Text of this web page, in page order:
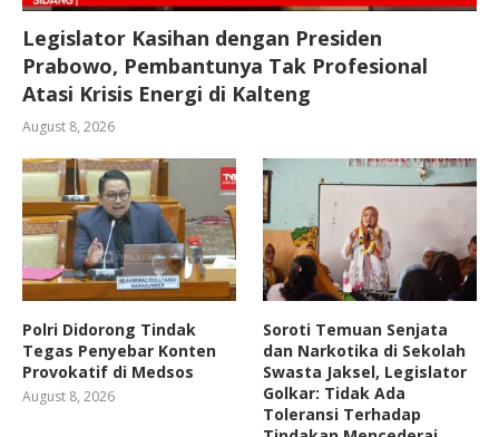
Legislator Kasihan dengan Presiden
Prabowo, Pembantunya Tak Profesional
Atasi Krisis Energi di Kalteng
August 8, 2026
Polri Didorong Tindak
Tegas Penyebar Konten
Provokatif di Medsos
August 8, 2026
Soroti Temuan Senjata
dan Narkotika di Sekolah
Swasta Jaksel, Legislator
Golkar: Tidak Ada
Toleransi Terhadap